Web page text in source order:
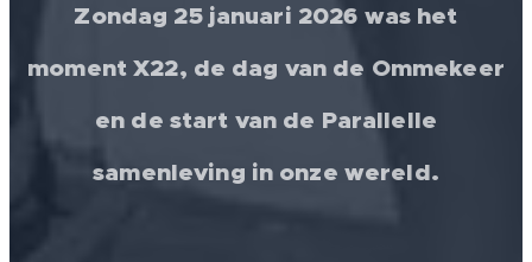
Zondag 25 januari 2026 was het
moment X22, de dag van de Ommekeer
en de start van de Parallelle
samenleving in onze wereld.